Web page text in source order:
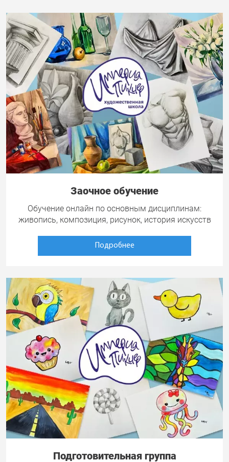
Заочное обучение
Обучение онлайн по основным дисциплинам:
живопись, композиция, рисунок, история искусств
Подробнее
Подготовительная группа